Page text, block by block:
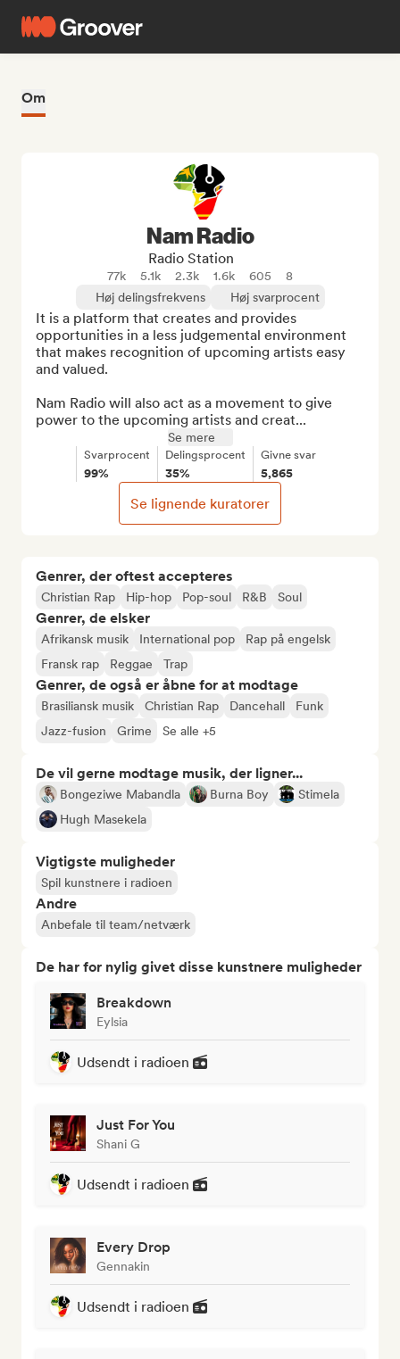
Om
Genrer, der oftest accepteres
Christian Rap Hip-hop Pop-soul R&B Soul
Genrer, de elsker
Afrikansk musik International pop
Rap på engelsk
Fransk rap
Reggae Trap
Genrer, de også er åbne for at modtage
Brasiliansk musik Christian Rap Dancehall
Funk
Jazz-fusion
Grime Se alle +5
De vil gerne modtage musik, der ligner...
Bongeziwe Mabandla Burna Boy
Stimela
Hugh Masekela
Vigtigste muligheder
Spil kunstnere i radioen
Andre
Anbefale til team/netværk
De har for nylig givet disse kunstnere muligheder
Breakdown
Eylsia
Udsendt i radioen
Just For You
Shani G
Udsendt i radioen
Every Drop
Gennakin
Udsendt i radioen
Nam Radio
Radio Station
77k 5.1k 2.3k 1.6k 605
8
Høj delingsfrekvens
Høj svarprocent
It is a platform that creates and provides
opportunities in a less judgemental environment
that makes recognition of upcoming artists easy
and valued.
Nam Radio will also act as a movement to give
power to the upcoming artists and creat...
Se mere
Svarprocent
99%
Delingsprocent
35%
Givne svar
5,865
Se lignende kuratorer